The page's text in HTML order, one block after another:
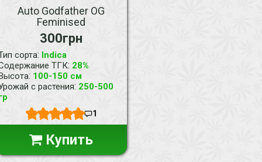
Auto Godfather OG
Feminised
300грн
сорта: Indica
ТГК: 28%
: 100-150 см
с растения: 250-500
1
Купить